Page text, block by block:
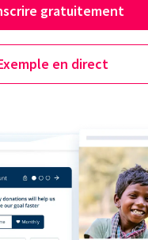
gratuitement
en direct